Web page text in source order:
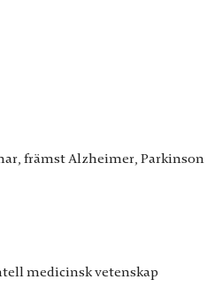
främst Alzheimer, Parkinson
medicinsk vetenskap